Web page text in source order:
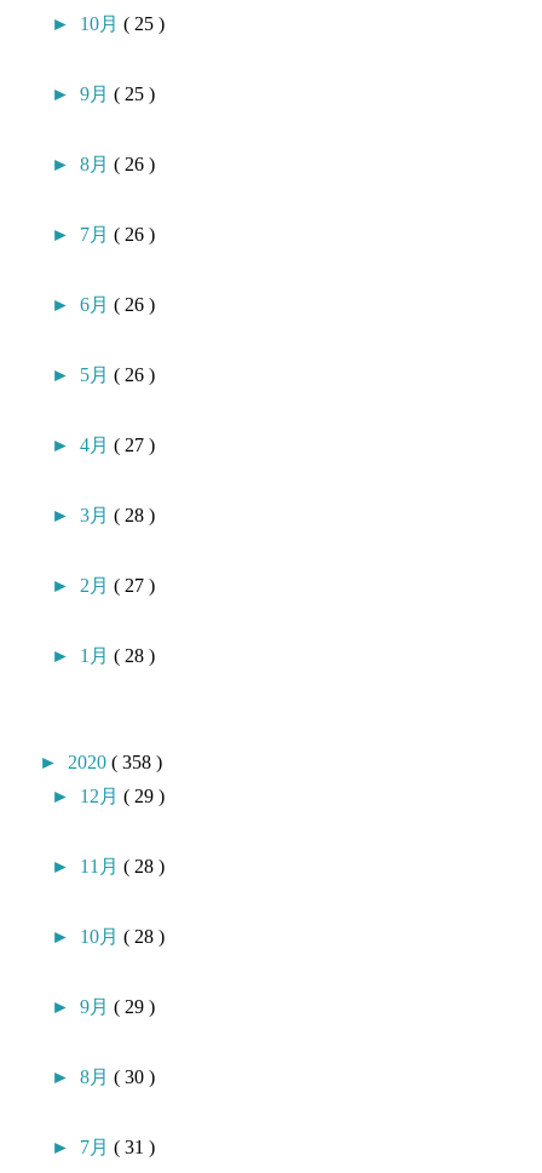
► 10月( 25 )
►9月( 25 )
►8月( 26 )
► 7月( 26 )
►6月( 26 )
► 5月( 26 )
►4月( 27 )
►3月( 28 )
► 2月( 27 )
► 1月( 28 )
► 2020( 358 )
► 12月( 29 )
► 11月( 28 )
► 10月( 28 )
►9月( 29 )
►8月( 30 )
► 7月( 31 )